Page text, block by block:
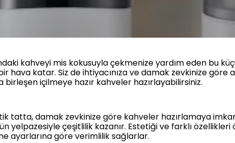
kahveyi mis kokusuyla çekmenize yardım eden bu
hava katar. Siz de ihtiyacınıza ve damak zevkinize göre
birleşen içilmeye hazır kahveler hazırlayabilirsiniz.
tatta, damak zevkinize göre kahveler hazırlamaya
yelpazesiyle çeşitlilik kazanır. Estetiği ve farklı
ayarlarına göre verimlilik sağlarlar.